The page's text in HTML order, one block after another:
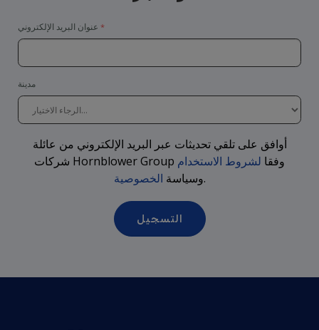
عنوان البريد الإلكتروني
أوافق على تلقي تحديثات عبر البريد الإلكتروني من عائلة
شركات Hornblower Group
وفقا لشروط الاستخدام
وسياسة الخصوصية .